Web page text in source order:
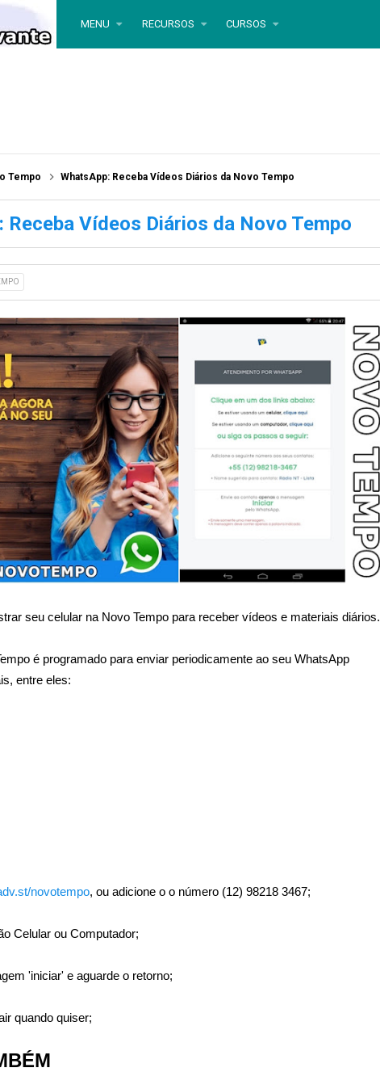
MENU RECURSOS CURSOS
Tempo WhatsApp: Receba Vídeos Diários da Novo Tempo
Receba Vídeos Diários da Novo Tempo
seu celular na Novo Tempo para receber vídeos e materiais diários.
é programado para enviar periodicamente ao seu WhatsApp
entre eles:
novotempo, ou adicione o o número (12) 98218 3467;
Celular ou Computador;
'iniciar' e aguarde o retorno;
quando quiser;